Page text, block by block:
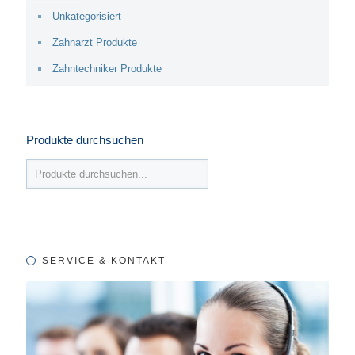
Unkategorisiert
Zahnarzt Produkte
Zahntechniker Produkte
Produkte durchsuchen
SERVICE & KONTAKT